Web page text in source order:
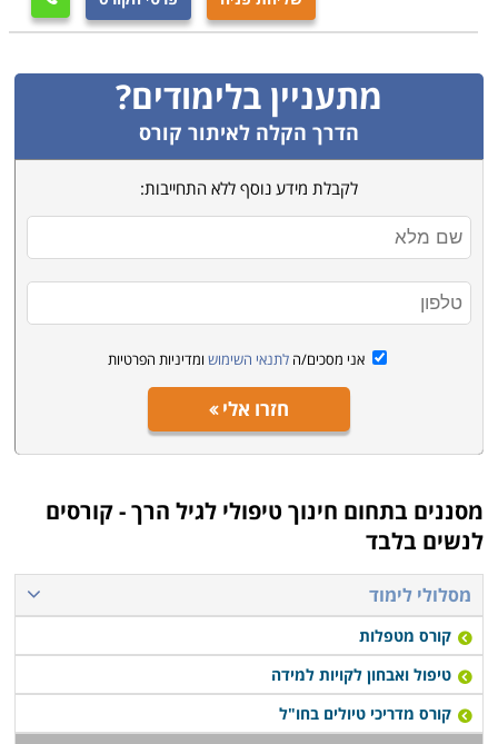
מתעניין בלימודים?
הדרך הקלה לאיתור קורס
לקבלת מידע נוסף ללא התחייבות:
אני מסכים/ה לתנאי השימוש ומדיניות הפרטיות
חזרו אלי
מסננים בתחום חינוך טיפולי לגיל הרך - קורסים
לנשים בלבד
מסלולי לימוד
קורס מטפלות
טיפול ואבחון לקויות למידה
קורס מדריכי טיולים בחו"ל